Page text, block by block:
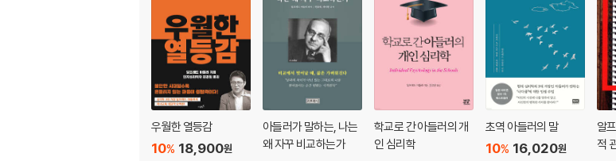
우월한 열등감
18,900원
10%
아들러가 말하는, 나는
왜 자꾸 비교하는가
학교로 간 아들러의 개
인 심리학
초역 아들러의 말
16,020원
10%
알
적